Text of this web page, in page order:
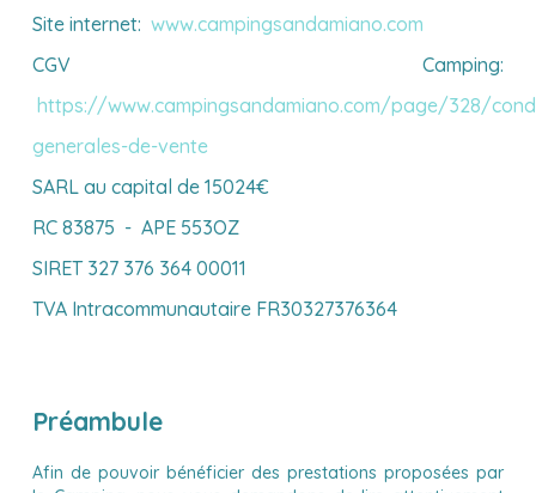
Site internet: www.campingsandamiano.com
CGV Camping:
https://www.campingsandamiano.com/page/328/
generales-de-vente
SARL au capital de 15024€
RC 83875 - APE 553OZ
SIRET 327 376 364 00011
TVA Intracommunautaire FR30327376364
Préambule
Afin de pouvoir bénéficier des prestations proposées par